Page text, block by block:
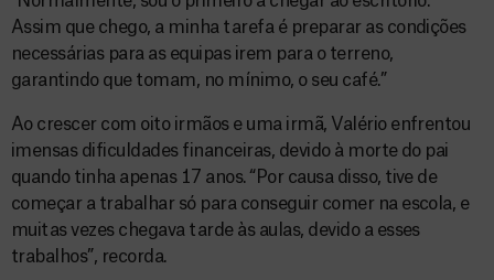
Assim que chego, a minha tarefa é preparar as condições
necessárias para as equipas irem para o terreno,
garantindo que tomam, no mínimo, o seu café.”
Ao crescer com oito irmãos e uma irmã, Valério enfrentou
imensas dificuldades financeiras, devido à morte do pai
quando tinha apenas 17 anos. “Por causa disso, tive de
começar a trabalhar só para conseguir comer na escola, e
muitas vezes chegava tarde às aulas, devido a esses
trabalhos”, recorda.